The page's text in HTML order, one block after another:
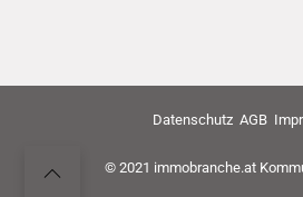
Datenschutz AGB
© 2021 immobranche.at